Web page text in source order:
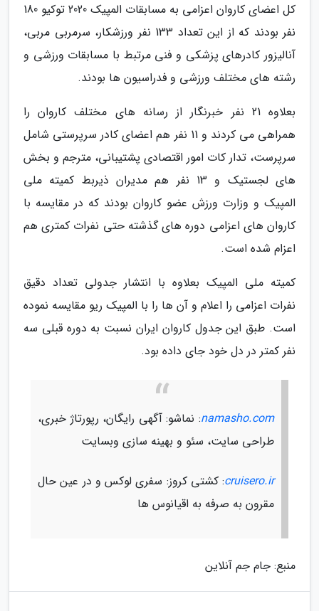
کل اعضای کاروان اعزامی به مسابقات المپیک 2020 توکیو 180
نفر بودند که از این تعداد 133 نفر ورزشکار، سرمربی مربی،
آنالیزور کادرهای پزشکی و فنی مرتبط با مسابقات ورزشی و
رشته های مختلف ورزشی و فدراسیون ها بودند.
بعلاوه 21 نفر خبرنگار از رسانه های مختلف کاروان را
همراهی می کردند و 11 نفر هم اعضای کادر سرپرستی شامل
سرپرست، تدار کات امور اقتصادی پشتیبانی، مترجم و بخش
های لجستیک و 13 نفر هم مدیران ذیربط کمیته ملی
المپیک و وزارت ورزش عضو کاروان بودند که در مقایسه با
کاروان های اعزامی دوره های گذشته حتی نفرات کمتری هم
اعزام شده است.
کمیته ملی المپیک بعلاوه با انتشار جدولی تعداد دقیق
نفرات اعزامی را اعلام و آن ها را با المپیک ریو مقایسه نموده
است. طبق این جدول کاروان ایران نسبت به دوره قبلی سه
نفر کمتر در دل خود جای داده بود.
namasho.com: نماشو: آگهی رایگان، رپورتاژ خبری،
طراحی سایت، سئو و بهینه سازی وبسایت
cruisero.ir: کشتی کروز: سفری لوکس و در عین حال
مقرون به صرفه به اقیانوس ها
منبع: جام جم آنلاین